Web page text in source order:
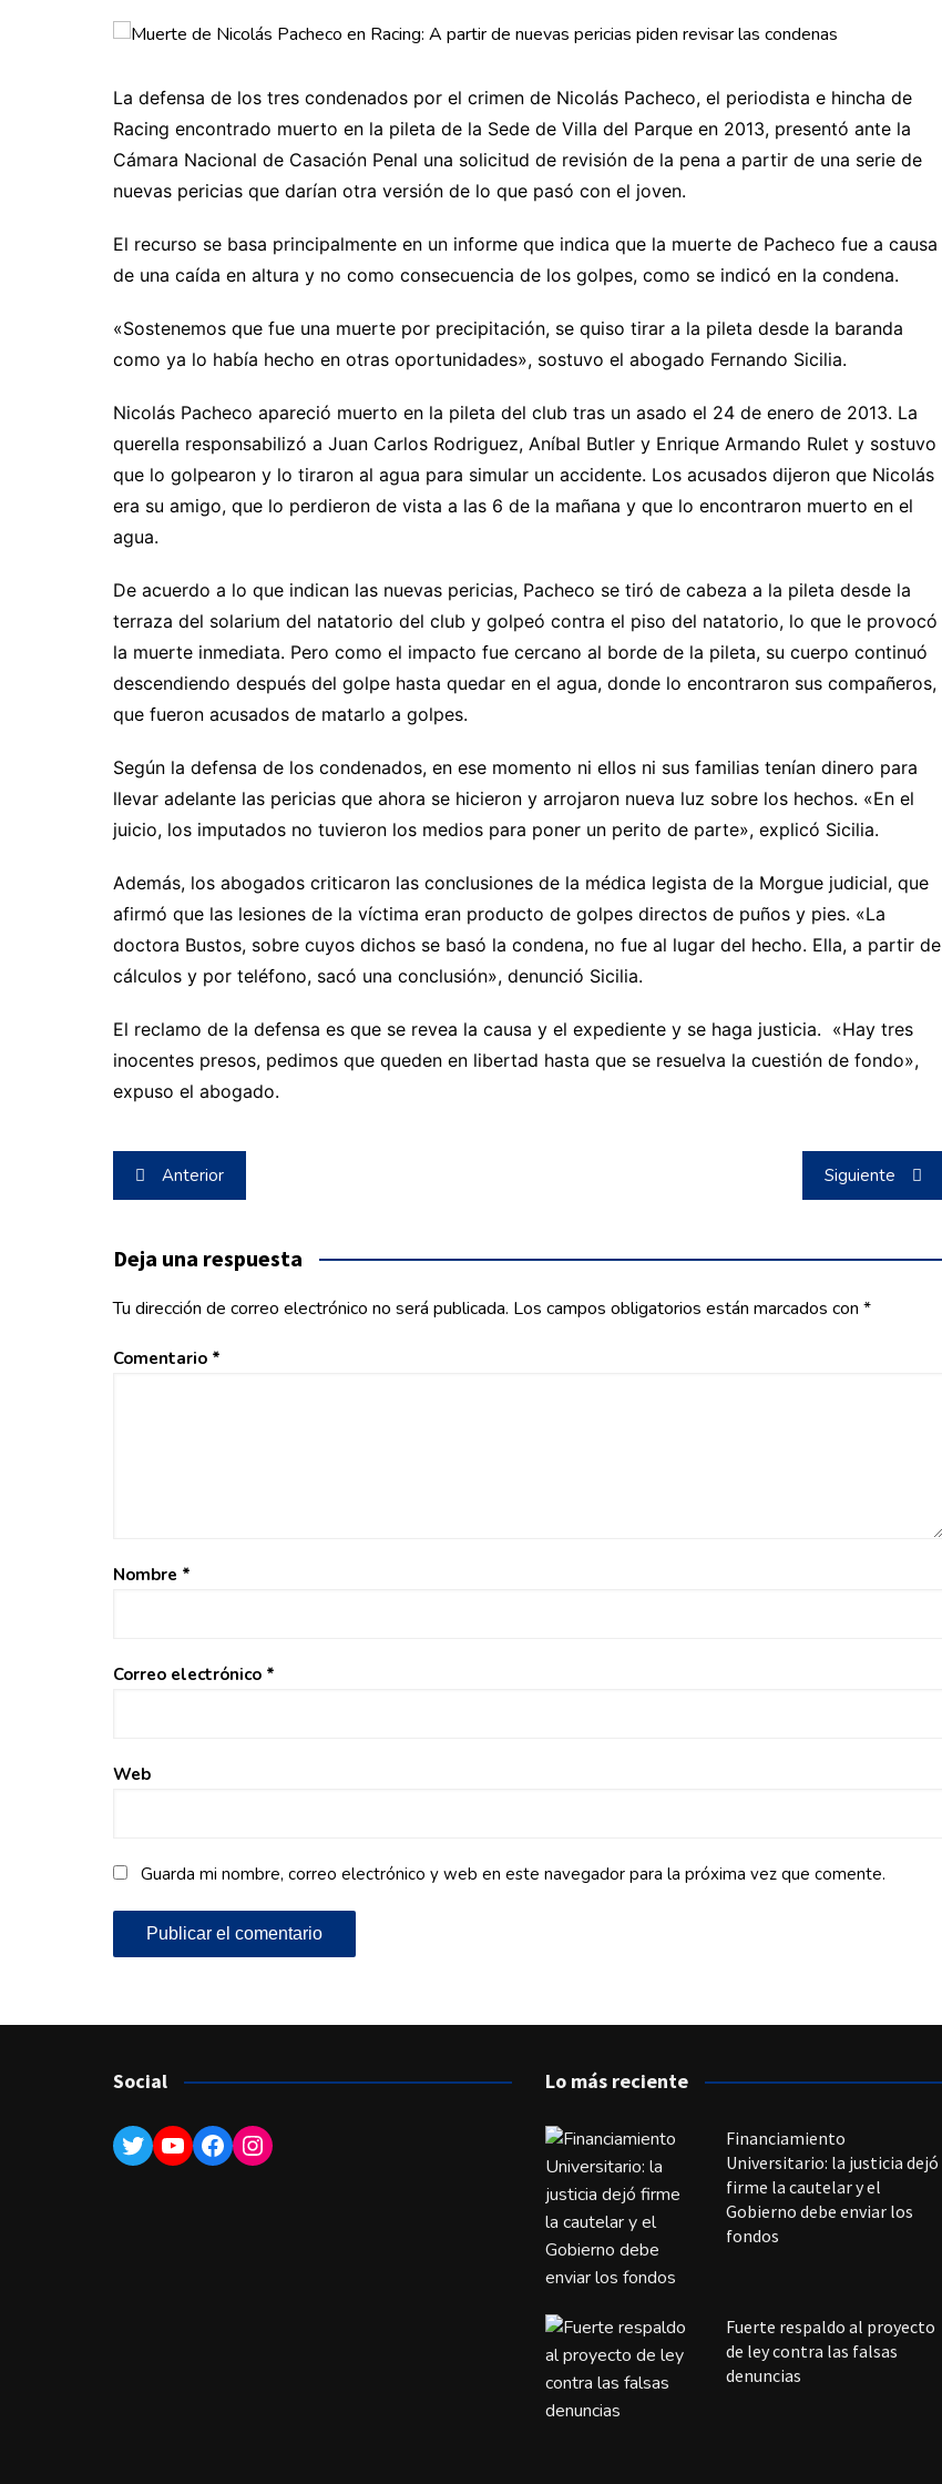
La defensa de los tres condenados por el crimen de Nicolás Pacheco, el periodista e hincha de
Racing encontrado muerto en la pileta de la Sede de Villa del Parque en 2013, presentó ante la
Cámara Nacional de Casación Penal una solicitud de revisión de la pena a partir de una serie de
nuevas pericias que darían otra versión de lo que pasó con el joven.
El recurso se basa principalmente en un informe que indica que la muerte de Pacheco fue a causa
de una caída en altura y no como consecuencia de los golpes, como se indicó en la condena.
«Sostenemos que fue una muerte por precipitación, se quiso tirar a la pileta desde la baranda
como ya lo había hecho en otras oportunidades», sostuvo el abogado Fernando Sicilia.
Nicolás Pacheco apareció muerto en la pileta del club tras un asado el 24 de enero de 2013. La
querella responsabilizó a Juan Carlos Rodriguez, Aníbal Butler y Enrique Armando Rulet y sostuvo
que lo golpearon y lo tiraron al agua para simular un accidente. Los acusados dijeron que Nicolás
era su amigo, que lo perdieron de vista a las 6 de la mañana y que lo encontraron muerto en el
agua.
De acuerdo a lo que indican las nuevas pericias, Pacheco se tiró de cabeza a la pileta desde la
terraza del solarium del natatorio del club y golpeó contra el piso del natatorio, lo que le provocó
la muerte inmediata. Pero como el impacto fue cercano al borde de la pileta, su cuerpo continuó
descendiendo después del golpe hasta quedar en el agua, donde lo encontraron sus compañeros,
que fueron acusados de matarlo a golpes.
Según la defensa de los condenados, en ese momento ni ellos ni sus familias tenían dinero para
llevar adelante las pericias que ahora se hicieron y arrojaron nueva luz sobre los hechos. «En el
juicio, los imputados no tuvieron los medios para poner un perito de parte», explicó Sicilia.
Además, los abogados criticaron las conclusiones de la médica legista de la Morgue judicial, que
afirmó que las lesiones de la víctima eran producto de golpes directos de puños y pies. «La
doctora Bustos, sobre cuyos dichos se basó la condena, no fue al lugar del hecho. Ella, a partir de
cálculos y por teléfono, sacó una conclusión», denunció Sicilia.
El reclamo de la defensa es que se revea la causa y el expediente y se haga justicia. «Hay tres
inocentes presos, pedimos que queden en libertad hasta que se resuelva la cuestión de fondo»,
expuso el abogado.
Navegación
de
entradas
Anterior Siguiente
Deja una respuesta
Tu dirección de correo electrónico no será publicada. Los campos obligatorios están marcados con *
Comentario *
Nombre *
Correo electrónico *
Web
Guarda mi nombre, correo electrónico y web en este navegador para la próxima vez que comente.
Social
Twitter
YouTube
Facebook
Instagram
Lo más reciente
Financiamiento
Universitario: la justicia dejó
firme la cautelar y el
Gobierno debe enviar los
fondos
Fuerte respaldo al proyecto
de ley contra las falsas
denuncias